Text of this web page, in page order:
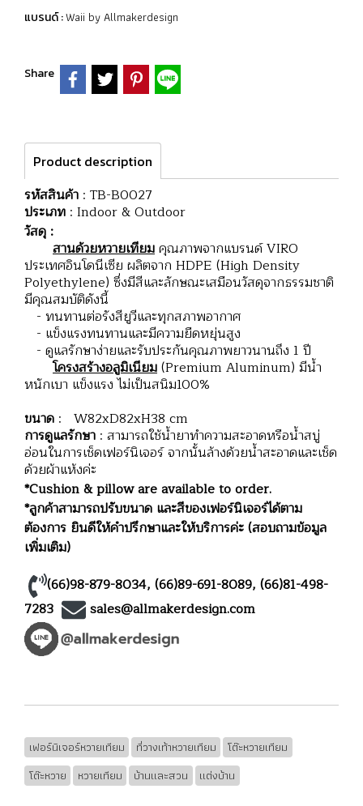
แบรนด์ :Waii by Allmakerdesign
Share
Product description
รหัสสินค้า : TB-B0027
ประเภท : Indoor & Outdoor
วัสดุ :
สานด้วยหวายเทียมคุณภาพจากแบรนด์ VIRO
ประเทศอินโดนีเซีย ผลิตจาก HDPE (High Density
Polyethylene) ซึ่งมีสีและลักษณะเสมือนวัสดุจากธรรมชาติ
มีคุณสมบัติดังนี้
- ทนทานต่อรังสียูวีและทุกสภาพอากาศ
- แข็งแรงทนทานและมีความยืดหยุ่นสูง
- ดูแลรักษาง่ายและรับประกันคุณภาพยาวนานถึง 1 ปี
โครงสร้างอลูมิเนียม(Premium Aluminum) มีน้ำ
หนักเบา แข็งแรง ไม่เป็นสนิม100%
ขนาด : W82xD82xH38 cm
การดูแลรักษา : สามารถใช้น้ำยาทำความสะอาดหรือน้ำสบู่
อ่อนในการเช็ดเฟอร์นิเจอร์ จากนั้นล้างด้วยน้ำสะอาดและเช็ด
ด้วยผ้าแห้งค่ะ
*Cushion & pillow are available to order.
*ลูกค้าสามารถปรับขนาด และสีของเฟอร์นิเจอร์ได้ตาม
ต้องการ ยินดีให้คำปรึกษาและให้บริการค่ะ (สอบถามข้อมูล
เพิ่มเติม)
(66)98-879-8034, (66)89-691-8089, (66)81-498-
7283
sales@allmakerdesign.com
เฟอร์นิเจอร์หวายเทียม ที่วางเท้าหวายเทียม
โต๊ะหวายเทียม
โต๊ะหวาย
หวายเทียม บ้านและสวน แต่งบ้าน